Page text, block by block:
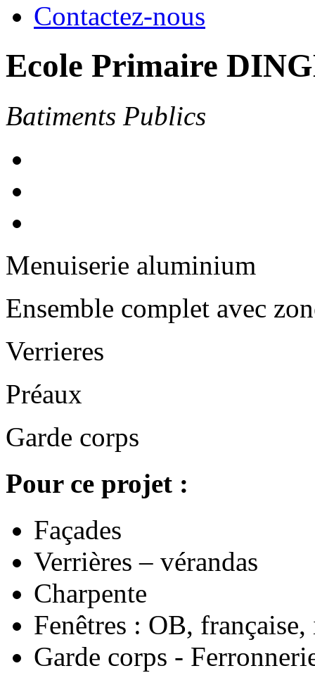
Contactez-nous
Ecole Primaire
Batiments Publics
Menuiserie aluminium
Ensemble complet avec
Verrieres
Préaux
Garde corps
Pour ce projet :
Façades
Verrières – vérandas
Charpente
Fenêtres : OB,
Garde corps -